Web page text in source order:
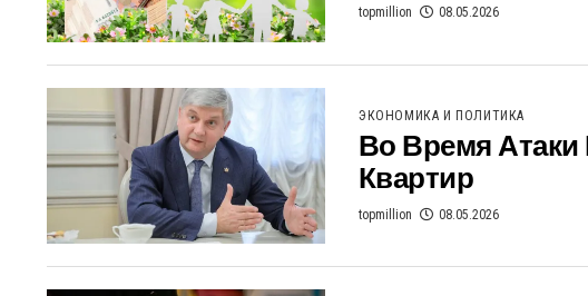
topmillion 08.05.2026
ЭКОНОМИКА И ПОЛИТИКА
Во Время
Квартир
topmillion 08.05.2026